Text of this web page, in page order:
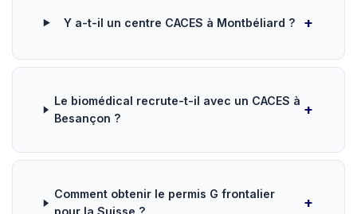
Y a-t-il un centre CACES à Montbéliard ?
Le biomédical recrute-t-il avec un CACES à
Besançon ?
Comment obtenir le permis G frontalier